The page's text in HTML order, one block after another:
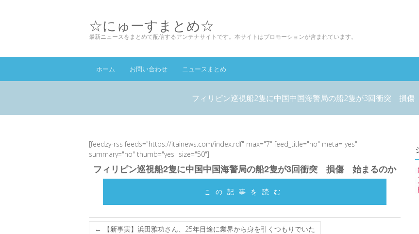
☆にゅーすまとめ☆
最新ニュースをまとめて配信するアンテナサイトです。本サイトはプロモーションが含まれています。
ホーム お問い合わせ ニュースまとめ
フィリピン巡視船2隻に中国中国海警局の船2隻が3回衝突 損
[feedzy-rss feeds="https://itainews.com/index.rdf" max="7" feed_title="no" meta="yes"
summary="no" thumb="yes" size="50"]
フィリピン巡視船2隻に中国中国海警局の船2隻が3回衝突 損傷 始まるのか
この記事を読む
←
【新事実】浜田雅功さん、25年目途に業界から身を引くつもりでいた